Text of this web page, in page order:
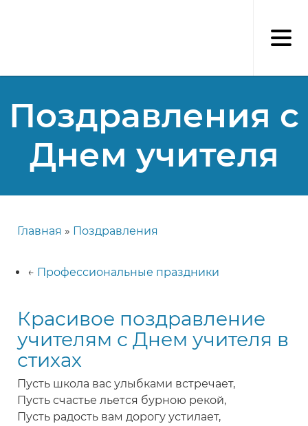
Поздравления с
Днем учителя
навигации
Главная Поздравления
← Профессиональные праздники
Красивое поздравление
учителям с Днем учителя в
стихах
Пусть школа вас улыбками встречает,
Пусть счастье льется бурною рекой,
Пусть радость вам дорогу устилает,